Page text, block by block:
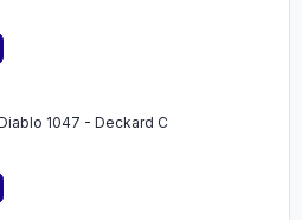
1047 - Deckard C